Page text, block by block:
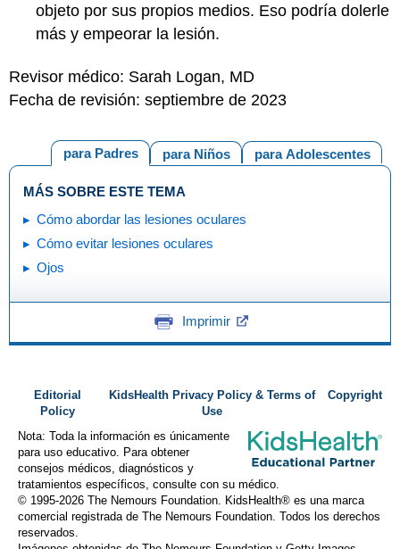
objeto por sus propios medios. Eso podría dolerle
más y empeorar la lesión.
Revisor médico: Sarah Logan, MD
Fecha de revisión: septiembre de 2023
para Adolescentes
para Niños
para Padres
MÁS SOBRE ESTE TEMA
Cómo abordar las lesiones oculares
Cómo evitar lesiones oculares
Ojos
Imprimir
Editorial
Policy
KidsHealth Privacy Policy & Terms of
Use
Copyright
Nota: Toda la información es únicamente
para uso educativo. Para obtener
consejos médicos, diagnósticos y
tratamientos específicos, consulte con su médico.
© 1995-2026 The Nemours Foundation. KidsHealth® es una marca
comercial registrada de The Nemours Foundation. Todos los derechos
reservados.